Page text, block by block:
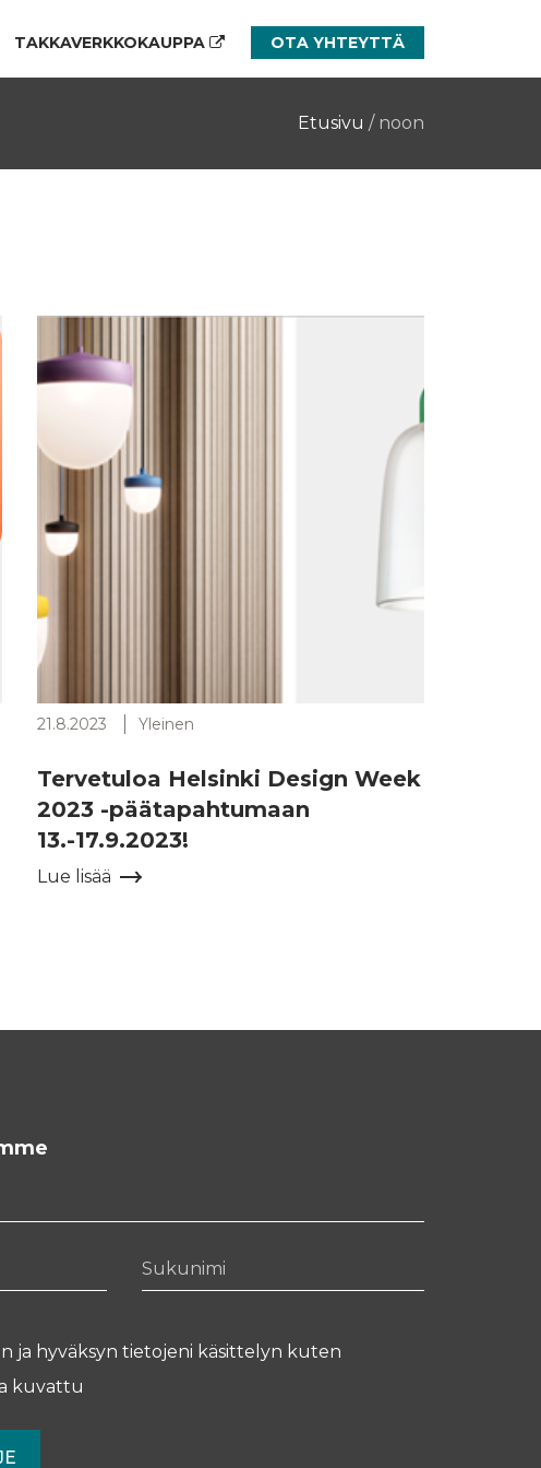
TAKKAVERKKOKAUPPA OTA YHTEYTTÄ
Etusivu / noon
21.8.2023 Yleinen
Tervetuloa Helsinki Design Week
2023 -päätapahtumaan
13.-17.9.2023!
Lue lisää
Sukunimi
ja hyväksyn tietojeni käsittelyn kuten
kuvattu